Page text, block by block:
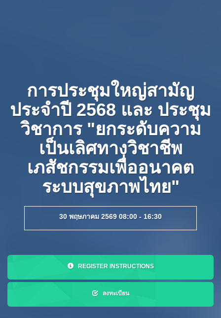
การประชุมใหญ่สามัญ
ประจำปี 2568 และ ประชุม
วิชาการ "ยกระดับความ
เป็นเลิศทางวิชาชีพ
เภสัชกรรมเพื่ออนาคต
ระบบสุขภาพไทย"
30 พฤษภาคม 2569 08:00 - 16:30
REGISTER INSTRUCTIONS
ลงทะเบียน